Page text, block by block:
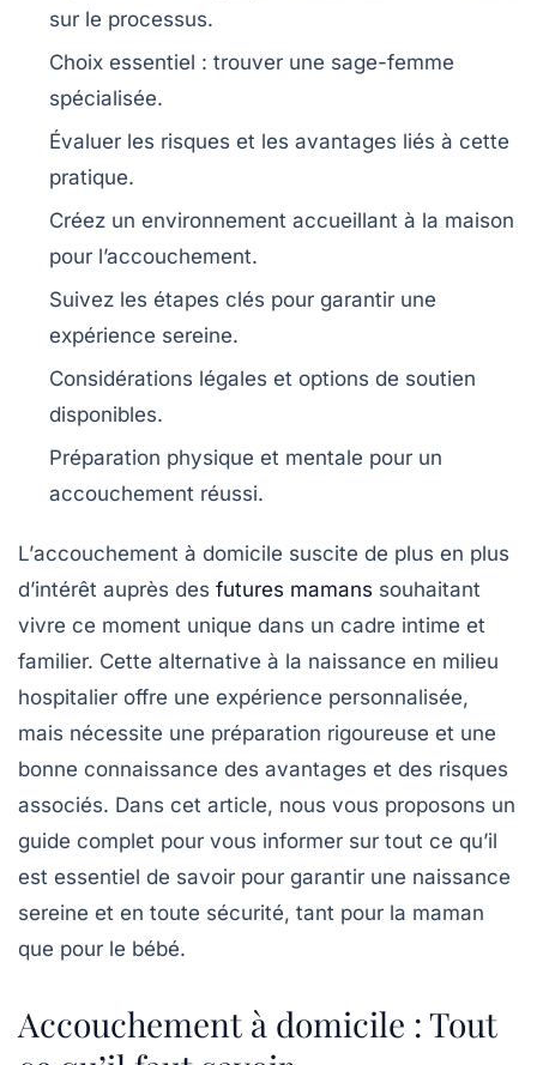
sur le processus.
Choix essentiel : trouver une sage-femme
spécialisée.
Évaluer les risques et les avantages liés à cette
pratique.
Créez un environnement accueillant à la maison
pour l’accouchement.
Suivez les étapes clés pour garantir une
expérience sereine.
Considérations légales et options de soutien
disponibles.
Préparation physique et mentale pour un
accouchement réussi.
L’accouchement à domicile suscite de plus en plus
d’intérêt auprès des futures mamans souhaitant
vivre ce moment unique dans un cadre intime et
familier. Cette alternative à la naissance en milieu
hospitalier offre une expérience personnalisée,
mais nécessite une préparation rigoureuse et une
bonne connaissance des avantages et des risques
associés. Dans cet article, nous vous proposons un
guide complet pour vous informer sur tout ce qu’il
est essentiel de savoir pour garantir une naissance
sereine et en toute sécurité, tant pour la maman
que pour le bébé.
Accouchement à domicile : Tout